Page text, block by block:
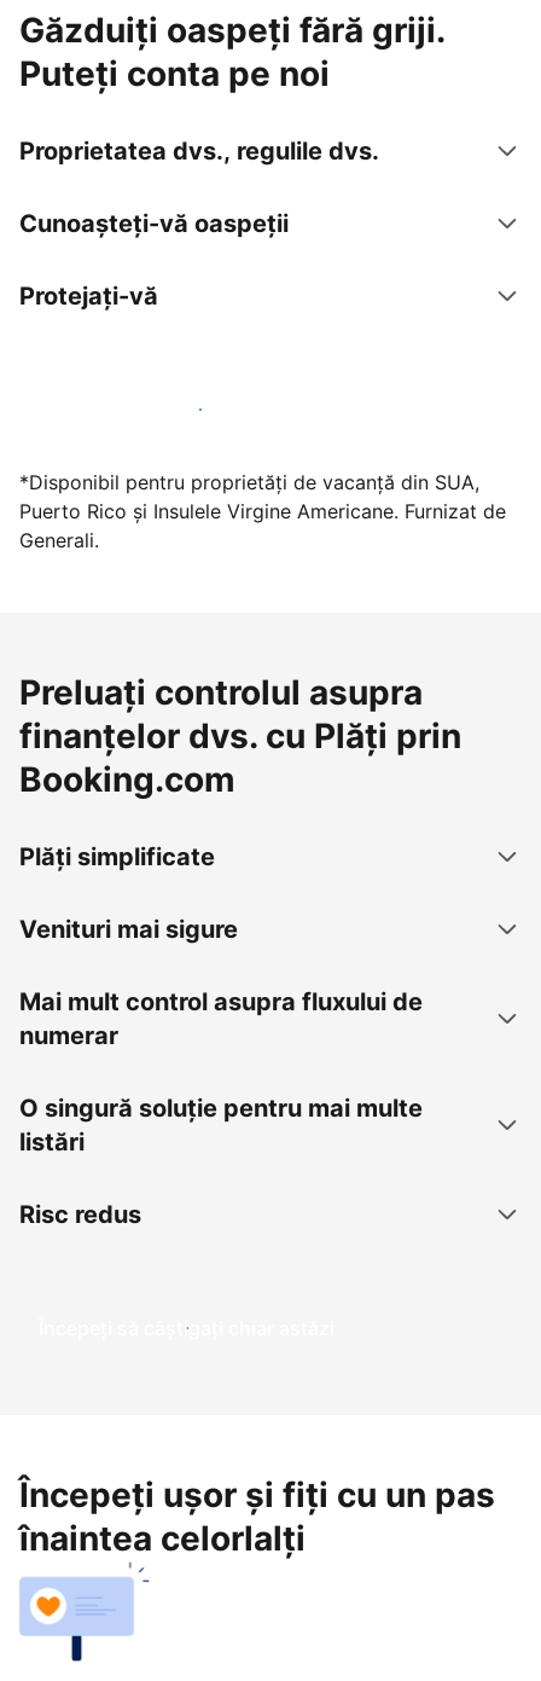
Găzduiți oaspeți fără griji.
Puteți conta pe noi
Proprietatea dvs., regulile dvs.
Cunoașteți-vă oaspeții
Protejați-vă
Găzduiți oaspeți cu noi chiar astăzi
*Disponibil pentru proprietăți de vacanță din SUA,
Puerto Rico și Insulele Virgine Americane. Furnizat de
Generali.
Preluați controlul asupra
finanțelor dvs. cu Plăți prin
Booking.com
Plăți simplificate
Venituri mai sigure
Mai mult control asupra fluxului de
numerar
O singură soluție pentru mai multe
listări
Risc redus
Începeți să câștigați chiar astăzi
Începeți ușor și fiți cu un pas
înaintea celorlalți